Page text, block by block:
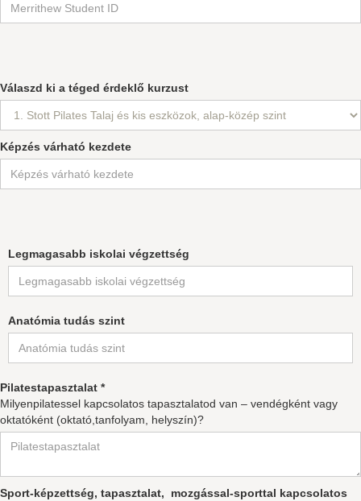
Válaszd ki a téged érdeklő kurzust
Képzés várható kezdete
Legmagasabb iskolai végzettség
Anatómia tudás szint
Pilatestapasztalat *
Milyenpilatessel kapcsolatos tapasztalatod van – vendégként vagy
oktatóként (oktató,tanfolyam, helyszín)?
Sport-képzettség, tapasztalat, mozgással-sporttal kapcsolatos